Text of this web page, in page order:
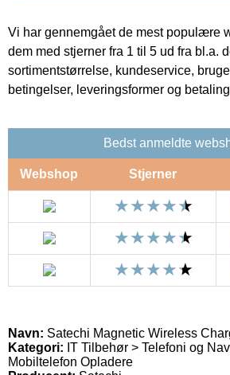
Vi har gennemgået de mest populære
dem med stjerner fra 1 til 5 ud fra bl.a.
sortimentstørrelse, kundeservice,
betingelser, leveringsformer og
Bedst anmeldte
Webshop Stjerner
Navn: Satechi Magnetic Wireless
Kategori: IT Tilbehør > Telefoni og
Mobiltelefon Opladere